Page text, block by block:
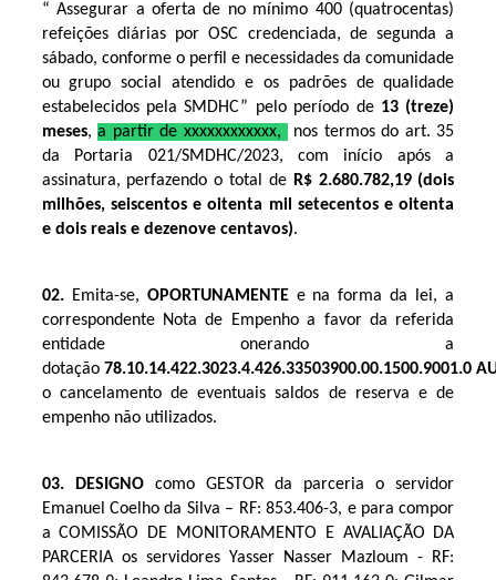
“ Assegurar a oferta de no mínimo 400 (quatrocentas)
refeições diárias por OSC credenciada, de segunda a
sábado, conforme o perfil e necessidades da comunidade
ou grupo social atendido e os padrões de qualidade
estabelecidos pela SMDHC” pelo período de 13 (treze)
meses,a partir de xxxxxxxxxxxx,
nos termos do art. 35
da Portaria 021/SMDHC/2023, com início após a
assinatura, perfazendo o total de R$ 2.680.782,19 (dois
milhões, seiscentos e oitenta mil setecentos e oitenta
e dois reais e dezenove centavos).
02.Emita-se, OPORTUNAMENTEe na forma da lei, a
correspondente Nota de Empenho a favor da referida
entidade onerando a
dotação 78.10.14.422.3023.4.426.33503900.00.1500.9001.0
o cancelamento de eventuais saldos de reserva e de
empenho não utilizados.
03. DESIGNO como GESTOR da parceria o servidor
Emanuel Coelho da Silva – RF: 853.406-3, e para compor
a COMISSÃO DE MONITORAMENTO E AVALIAÇÃO DA
PARCERIA os servidores Yasser Nasser Mazloum - RF: